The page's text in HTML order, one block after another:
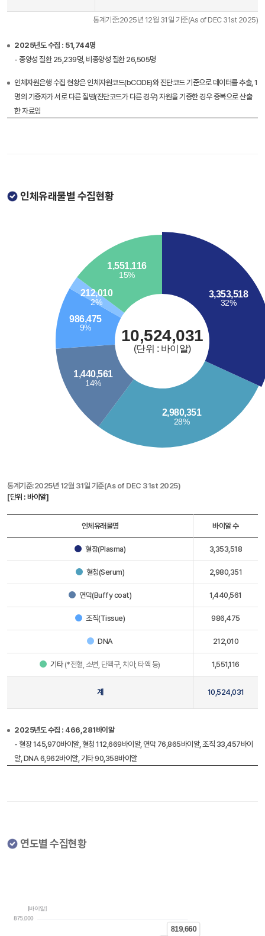
통계기준:2025년 12월 31일 기준(As of DEC 31st 2025)
2025년도 수집 : 51,744명
- 종양성 질환 25,239명, 비종양성 질환 26,505명
인체자원은행 수집 현황은 인체자원코드(bCODE)와 진단코드 기준으로 데이터를 추출, 1
명의 기증자가 서로 다른 질병(진단코드가 다른 경우) 자원을 기증한 경우 중복으로 산출
한 자료임
인체유래물별 수집현황
통계기준:2025년 12월 31일 기준(As of DEC 31st 2025)
[단위 : 바이알]
인체유래물명 바이알 수
혈장(Plasma) 3,353,518
혈청(Serum) 2,980,351
연막(Buffy coat) 1,440,561
조직(Tissue) 986,475
DNA 212,010
기타 (*전혈, 소변, 단핵구, 치아, 타액 등) 1,551,116
계 10,524,031
2025년도 수집 : 466,281바이알
- 혈장 145,970바이알, 혈청 112,669바이알, 연막 76,865바이알, 조직 33,457바이
알, DNA 6,962바이알, 기타 90,358바이알
연도별 수집현황